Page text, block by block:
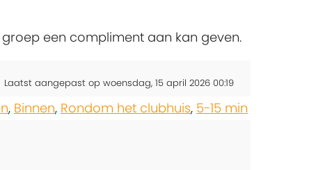
een compliment aan kan geven.
Laatst aangepast op woensdag, 15 april 2026 00:19
, Binnen, Rondom het clubhuis, 5-15 min